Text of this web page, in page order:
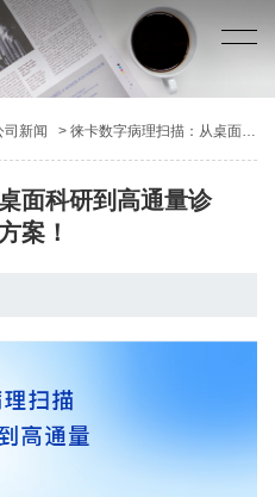
司新闻 > 徕卡数字病理扫描：从桌面科研到高通量诊断，数字病理场景解决方案！
面科研到高通量诊
案！